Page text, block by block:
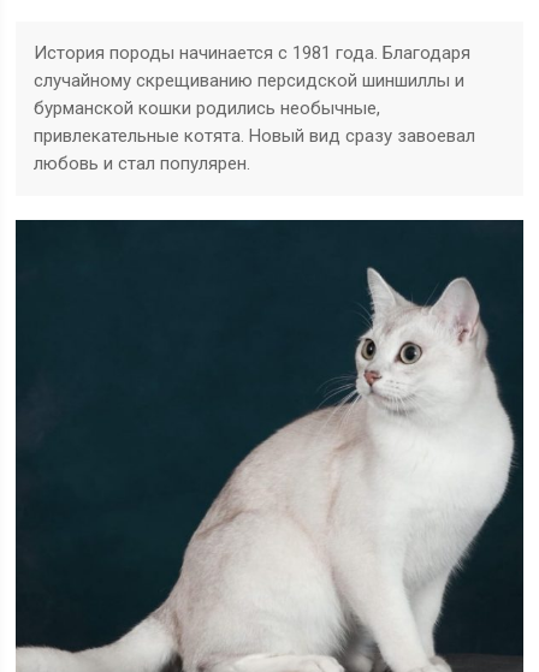
История породы начинается с 1981 года. Благодаря
случайному скрещиванию персидской шиншиллы и
бурманской кошки родились необычные,
привлекательные котята. Новый вид сразу завоевал
любовь и стал популярен.